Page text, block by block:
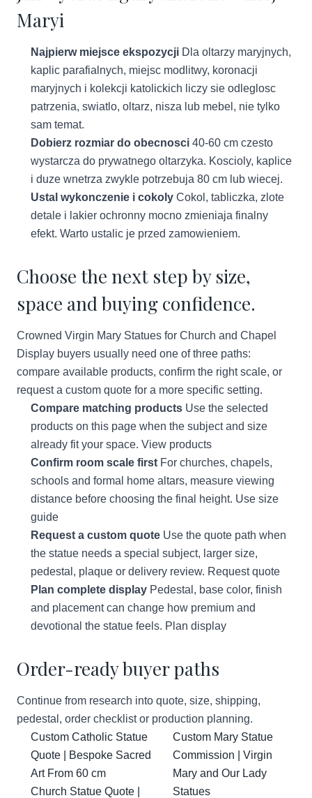
Maryi
Najpierw miejsce ekspozycji Dla oltarzy maryjnych,
kaplic parafialnych, miejsc modlitwy, koronacji
maryjnych i kolekcji katolickich liczy sie odleglosc
patrzenia, swiatlo, oltarz, nisza lub mebel, nie tylko
sam temat.
Dobierz rozmiar do obecnosci 40-60 cm czesto
wystarcza do prywatnego oltarzyka. Koscioly, kaplice
i duze wnetrza zwykle potrzebuja 80 cm lub wiecej.
Ustal wykonczenie i cokoly Cokol, tabliczka, zlote
detale i lakier ochronny mocno zmieniaja finalny
efekt. Warto ustalic je przed zamowieniem.
Choose the next step by size,
space and buying confidence.
Crowned Virgin Mary Statues for Church and Chapel
Display buyers usually need one of three paths:
compare available products, confirm the right scale, or
request a custom quote for a more specific setting.
Compare matching products Use the selected
products on this page when the subject and size
already fit your space. View products
Confirm room scale first For churches, chapels,
schools and formal home altars, measure viewing
distance before choosing the final height. Use size
guide
Request a custom quote Use the quote path when
the statue needs a special subject, larger size,
pedestal, plaque or delivery review. Request quote
Plan complete display Pedestal, base color, finish
and placement can change how premium and
devotional the statue feels. Plan display
Order-ready buyer paths
Continue from research into quote, size, shipping,
pedestal, order checklist or production planning.
Custom Catholic Statue
Quote | Bespoke Sacred
Art From 60 cm
Church Statue Quote |
Custom Mary Statue
Commission | Virgin
Mary and Our Lady
Statues